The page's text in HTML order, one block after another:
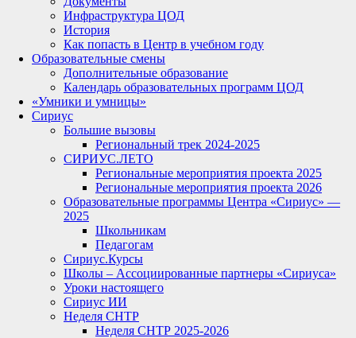
Инфраструктура ЦОД
История
Как попасть в Центр в учебном году
Образовательные смены
Дополнительные образование
Календарь образовательных программ ЦОД
«Умники и умницы»
Сириус
Большие вызовы
Региональный трек 2024-2025
СИРИУС.ЛЕТО
Региональные мероприятия проекта 2025
Региональные мероприятия проекта 2026
Образовательные программы Центра «Сириус» —
2025
Школьникам
Педагогам
Сириус.Курсы
Школы – Ассоциированные партнеры «Сириуса»
Уроки настоящего
Сириус ИИ
Неделя СНТР
Неделя СНТР 2025-2026